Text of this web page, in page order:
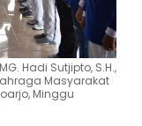
Hadi Sutjipto, S.H.,
Masyarakat
Minggu